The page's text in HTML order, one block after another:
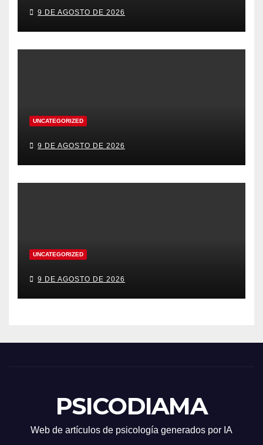
9 DE AGOSTO DE 2026
UNCATEGORIZED
9 DE AGOSTO DE 2026
UNCATEGORIZED
9 DE AGOSTO DE 2026
PSICODIAMA
Web de artículos de psicología generados por IA